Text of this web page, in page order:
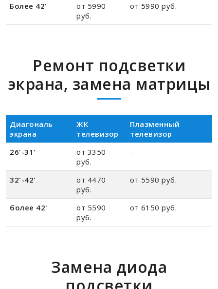
Более 42'
от 5990
руб.
от 5990 руб.
Ремонт подсветки
экрана, замена матрицы
Диагональ
экрана
ЖК
телевизор
Плазменный
телевизор
26'-31'
от 3350
руб.
-
32'-42'
от 4470
руб.
от 5590 руб.
более 42'
от 5590
руб.
от 6150 руб.
Замена диода